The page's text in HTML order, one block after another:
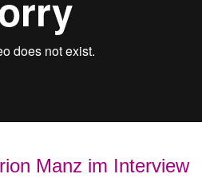
Manz im Interview